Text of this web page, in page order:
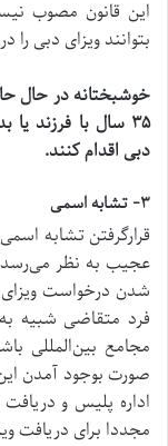
بتوانند ویزای دبی را
خوشبختانه در حال
۳۵ سال با فرزند یا بدون حضور فرزند می
دبی اقدام کنند.
۳- تشابه اسمی
قرارگرفتن تشابه
عجیب به نظر می‌رسد
شدن درخواست
فرد متقاضی شبیه
مجامع بین‌المللی
صورت بوجود آمدن
اداره پلیس و
مجددا برای دریافت